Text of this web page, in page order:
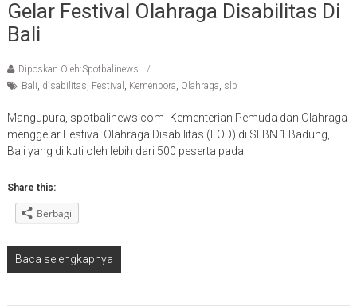
Gelar Festival Olahraga Disabilitas Di
Bali
Diposkan Oleh:Spotbalinews
Bali, disabilitas, Festival , Kemenpora, Olahraga, slb
Mangupura, spotbalinews.com- Kementerian Pemuda dan Olahraga
menggelar Festival Olahraga Disabilitas (FOD) di SLBN 1 Badung,
Bali yang diikuti oleh lebih dari 500 peserta pada
Share this:
Berbagi
Baca selengkapnya